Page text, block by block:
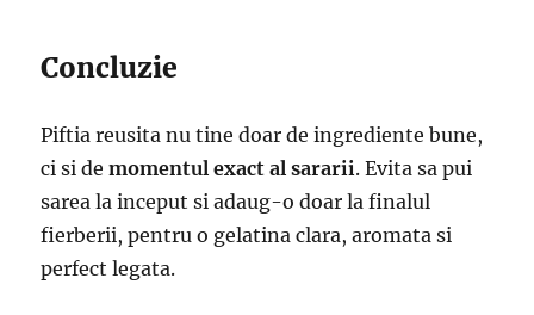
Concluzie
Piftia reusita nu tine doar de ingrediente bune,
ci si demomentul exact al sararii. Evita sa pui
sarea la inceput si adaug-o doar la finalul
fierberii, pentru o gelatina clara, aromata si
perfect legata.